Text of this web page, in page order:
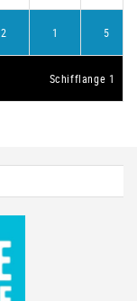
2 1 5
Schifflange 1